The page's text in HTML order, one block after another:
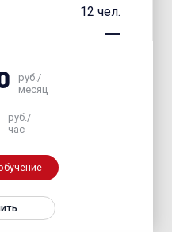
12 чел.
руб./
месяц
руб./
час